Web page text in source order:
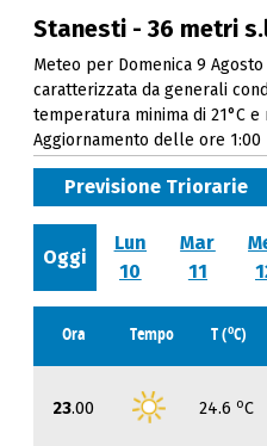
Stanesti - 36 metri
Meteo per Domenica 9
caratterizzata da generali
temperatura minima di 21°C e
Aggiornamento delle ore 1:00
Previsione Triorarie
Oggi
Lun
10
Mar
11
Ora Tempo T (oC)
23.00 24.6 oC